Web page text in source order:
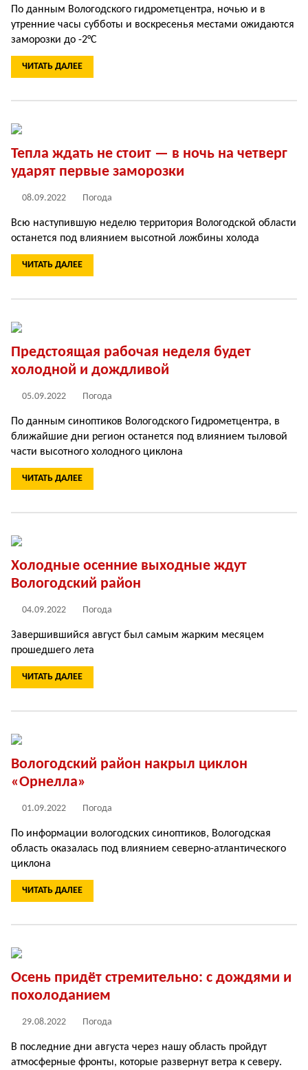
По данным Вологодского гидрометцентра, ночью и в
утренние часы субботы и воскресенья местами ожидаются
заморозки до -2°C
ЧИТАТЬ ДАЛЕЕ
Тепла ждать не стоит — в ночь на четверг
ударят первые заморозки
08.09.2022 Погода
Всю наступившую неделю территория Вологодской области
останется под влиянием высотной ложбины холода
ЧИТАТЬ ДАЛЕЕ
Предстоящая рабочая неделя будет
холодной и дождливой
05.09.2022 Погода
По данным синоптиков Вологодского Гидрометцентра, в
ближайшие дни регион останется под влиянием тыловой
части высотного холодного циклона
ЧИТАТЬ ДАЛЕЕ
Холодные осенние выходные ждут
Вологодский район
04.09.2022 Погода
Завершившийся август был самым жарким месяцем
прошедшего лета
ЧИТАТЬ ДАЛЕЕ
Вологодский район накрыл циклон
«Орнелла»
01.09.2022 Погода
По информации вологодских синоптиков, Вологодская
область оказалась под влиянием северно-атлантического
циклона
ЧИТАТЬ ДАЛЕЕ
Осень придёт стремительно: с дождями и
похолоданием
29.08.2022 Погода
В последние дни августа через нашу область пройдут
атмосферные фронты, которые развернут ветра к северу.